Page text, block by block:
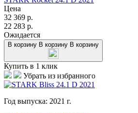
Цена
32 369 р.
22 283 р.
Ожидается
В корзину В корзину В корзину
Купить в 1 клик
Убрать из избранного
Год выпуска: 2021 г.